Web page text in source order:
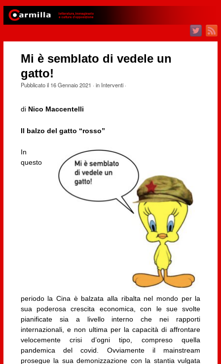
Mi è semblato di vedele un
gatto!
Pubblicato il 16 Gennaio 2021 · in Interventi·
di Nico Maccentelli
Il balzo del gatto “rosso”
In
questo
periodo la Cina è balzata alla ribalta nel mondo per la
sua poderosa crescita economica, con le sue svolte
pianificate sia a livello interno che nei rapporti
internazionali, e non ultima per la capacità di affrontare
velocemente crisi d’ogni tipo, compreso quella
pandemica del covid. Ovviamente il mainstream
prosegue la sua demonizzazione con la stantia vulgata